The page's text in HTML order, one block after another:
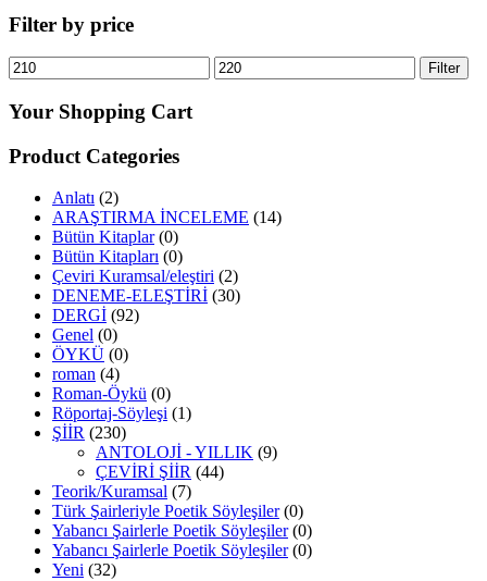
Filter by price
Filter
Your Shopping Cart
Product Categories
Anlatı (2)
ARAŞTIRMA İNCELEME (14)
Bütün Kitaplar (0)
Bütün Kitapları (0)
Çeviri Kuramsal/eleştiri (2)
DENEME-ELEŞTİRİ (30)
DERGİ (92)
Genel (0)
ÖYKÜ (0)
roman (4)
Roman-Öykü (0)
Röportaj-Söyleşi (1)
ŞİİR (230)
ANTOLOJİ - YILLIK (9)
ÇEVİRİ ŞİİR (44)
Teorik/Kuramsal (7)
Türk Şairleriyle Poetik Söyleşiler (0)
Yabancı Şairlerle Poetik Söyleşiler (0)
Yabancı Şairlerle Poetik Söyleşiler (0)
Yeni (32)